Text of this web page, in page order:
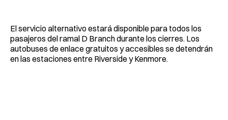
El servicio alternativo estará disponible para todos los
pasajeros del ramal D Branch durante los cierres. Los
autobuses de enlace gratuitos y accesibles se detendrán
en las estaciones entre Riverside y Kenmore.